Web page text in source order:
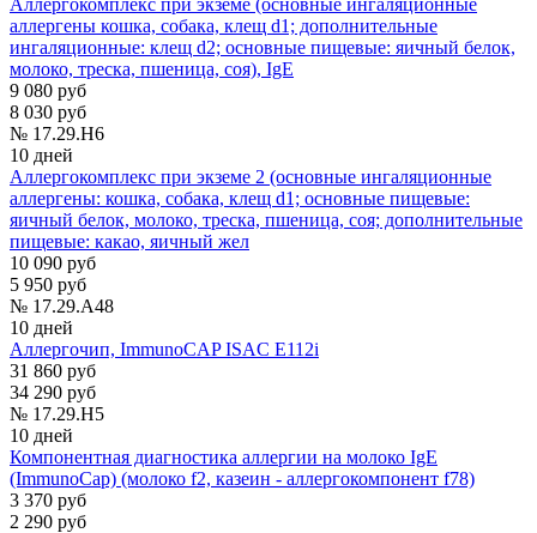
аллергены кошка, собака, клещ d1; дополнительные
ингаляционные: клещ d2; основные пищевые: яичный белок,
молоко, треска, пшеница, соя), IgE
9 080 руб
8 030 руб
№ 17.29.H6
10 дней
Аллергокомплекс при экземе 2 (основные ингаляционные
аллергены: кошка, собака, клещ d1; основные пищевые:
яичный белок, молоко, треска, пшеница, соя; дополнительные
пищевые: какао, яичный жел
10 090 руб
5 950 руб
№ 17.29.A48
10 дней
Аллергочип, ImmunoCAP ISAC E112i
31 860 руб
34 290 руб
№ 17.29.H5
10 дней
Компонентная диагностика аллергии на молоко IgE
(ImmunoCap) (молоко f2, казеин - аллергокомпонент f78)
3 370 руб
2 290 руб